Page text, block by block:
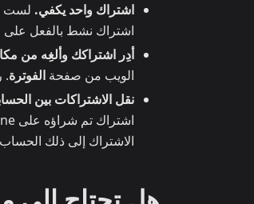
اشتراك واحد يكفي.
اشتراك نشط بالفعل
أدِر اشتراكك وألغِه من
الويب من صفحة الفوترة.
نقل الاشتراكات بين
الاشتراك إلى ذلك الحساب